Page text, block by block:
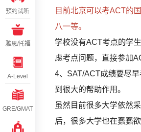
目前北京可以考ACT的
八一等。
学校没有ACT考点的学
虑考点问题，直接参加
4、SAT/ACT成绩要尽
到很大的帮助作用。
虽然目前很多大学依然
后，很多大学也在蠢蠢欲
预约试听
雅思/托福
A-Level
GRE/GMAT